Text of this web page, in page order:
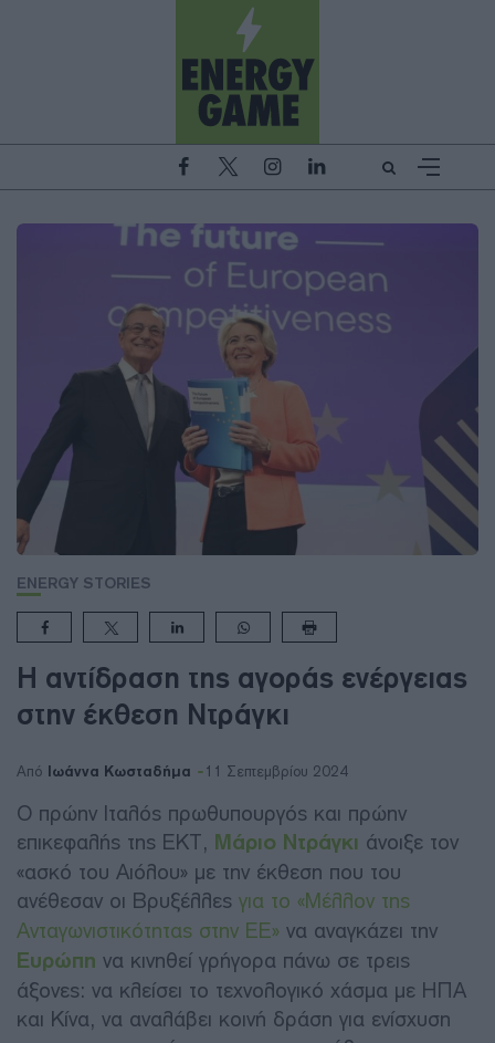
ENERGY STORIES
Η αντίδραση της αγοράς ενέργειας
στην έκθεση Ντράγκι
Από Ιωάννα Κωσταδήμα 11 Σεπτεμβρίου 2024
Ο πρώην Ιταλός πρωθυπουργός και πρώην
επικεφαλής της ΕΚΤ, Μάριο Ντράγκι άνοιξε τον
«ασκό του Αιόλου» με την έκθεση που του
ανέθεσαν οι Βρυξέλλες για το «Μέλλον της
Ανταγωνιστικότητας στην ΕΕ» να αναγκάζει την
Ευρώπη να κινηθεί γρήγορα πάνω σε τρεις
άξονες: να κλείσει το τεχνολογικό χάσμα με ΗΠΑ
και Κίνα, να αναλάβει κοινή δράση για ενίσχυση